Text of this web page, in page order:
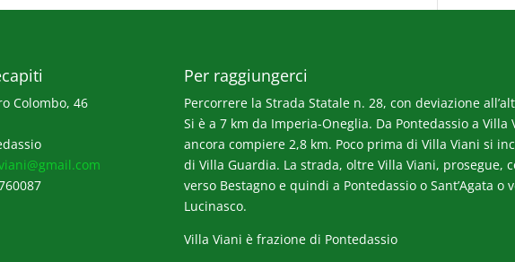
Colombo, 46
Per raggiungerci
Percorrere la Strada Statale n. 28, con deviazione
Si è a 7 km da Imperia-Oneglia. Da Pontedassio a Villa
ancora compiere 2,8 km. Poco prima di Villa Viani si
di Villa Guardia. La strada, oltre Villa Viani, prosegue,
verso Bestagno e quindi a Pontedassio o Sant’Agata o
Lucinasco.
Villa Viani è frazione di Pontedassio